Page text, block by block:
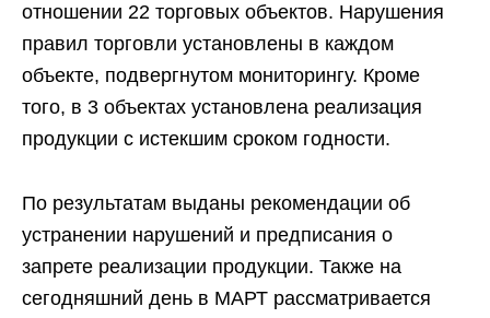
отношении 22 торговых объектов. Нарушения
правил торговли установлены в каждом
объекте, подвергнутом мониторингу. Кроме
того, в 3 объектах установлена реализация
продукции с истекшим сроком годности.
По результатам выданы рекомендации об
устранении нарушений и предписания о
запрете реализации продукции. Также на
сегодняшний день в МАРТ рассматривается